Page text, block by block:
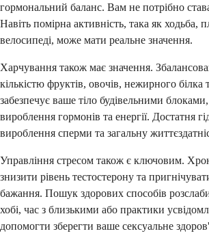
гормональний баланс. Вам не потрібно
Навіть помірна активність, така як ходьба,
велосипеді, може мати реальне значення.
Харчування також має значення.
кількістю фруктів, овочів, нежирного білка
забезпечує ваше тіло будівельними
вироблення гормонів та енергії. Достатня
вироблення сперми та загальну
Управління стресом також є ключовим.
знизити рівень тестостерону та
бажання. Пошук здорових способів
хобі, час з близькими або практики
допомогти зберегти ваше сексуальне